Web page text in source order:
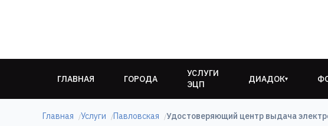
ГЛАВНАЯ ГОРОДА
УСЛУГИ
ЭЦП
ДИАДОК▾
Главная Услуги Павловская Удостоверяющий центр выдача